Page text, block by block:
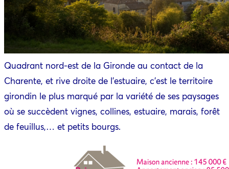
Quadrant nord-est de la Gironde au contact de la
Charente, et rive droite de l’estuaire, c’est le territoire
girondin le plus marqué par la variété de ses paysages
où se succèdent vignes, collines, estuaire, marais, forêt
de feuillus,… et petits bourgs.